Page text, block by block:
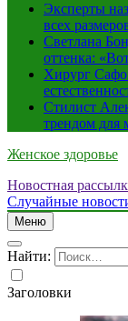
Эксперты
всех
Светлана
оттенка:
Хирург
Стилист
трендом для
Женское здоровье
Новостная
Случайные
Меню
Найти:
Заголовки